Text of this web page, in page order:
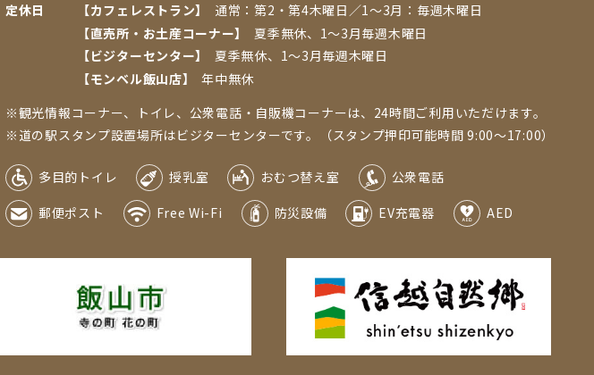
定休日 【カフェレストラン】
通常：第2・第4木曜日／1〜3⽉：毎週⽊曜⽇
【直売所・お土産コーナー】
夏季無休、1〜3⽉毎週⽊曜⽇
【ビジターセンター】
夏季無休、1～3月毎週木曜日
【モンベル飯山店】
年中無休
※観光情報コーナー、トイレ、公衆電話・自販機コーナーは、24時間ご利用いただけます。
※道の駅スタンプ設置場所はビジターセンターです。（スタンプ押印可能時間 9:00～17:00）
多目的トイレ 授乳室 おむつ替え室
公衆電話
郵便ポスト
Free Wi-Fi 防災設備 EV充電器 AED